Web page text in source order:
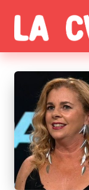
Saltar
al
contenido
C
o
u
c
h
a
Todas
las
noticias
de
la
farándula,
Realitys,